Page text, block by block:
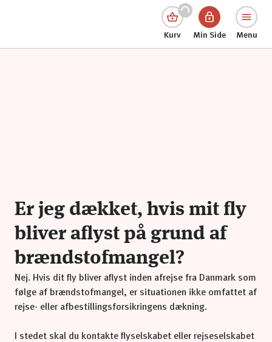
Kurv Min Side Menu
Er jeg dækket, hvis mit fly
bliver aflyst på grund af
brændstofmangel?
Nej. Hvis dit fly bliver aflyst inden afrejse fra Danmark som
følge af brændstofmangel, er situationen ikke omfattet af
rejse- eller afbestillingsforsikringens dækning.
I stedet skal du kontakte flyselskabet eller rejseselskabet